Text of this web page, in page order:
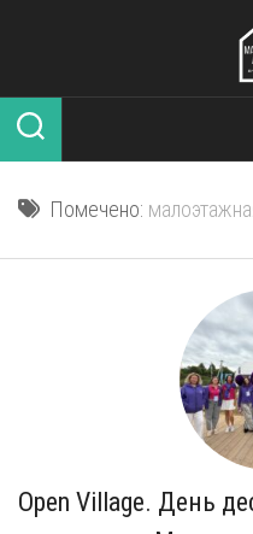
Помечено:
Open Village. День